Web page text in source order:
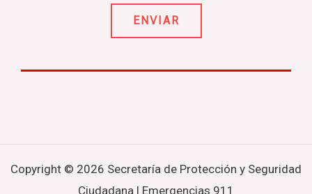
Copyright © 2026 Secretaría de Protección y Seguridad
Ciudadana | Emergencias 911